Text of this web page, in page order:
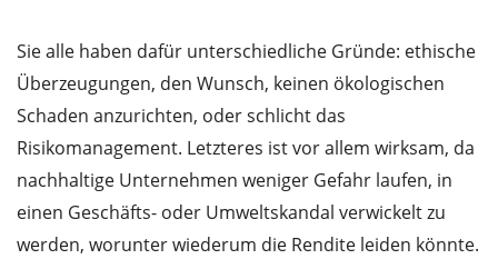
Sie alle haben dafür unterschiedliche Gründe: ethische
Überzeugungen, den Wunsch, keinen ökologischen
Schaden anzurichten, oder schlicht das
Risikomanagement. Letzteres ist vor allem wirksam, da
nachhaltige Unternehmen weniger Gefahr laufen, in
einen Geschäfts- oder Umweltskandal verwickelt zu
werden, worunter wiederum die Rendite leiden könnte.